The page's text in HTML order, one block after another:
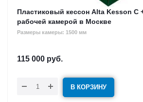
Пластиковый кессон Alta Kesson С
рабочей камерой в Москве
Размеры камеры: 1500 мм
115 000 руб.
В КОРЗИНУ